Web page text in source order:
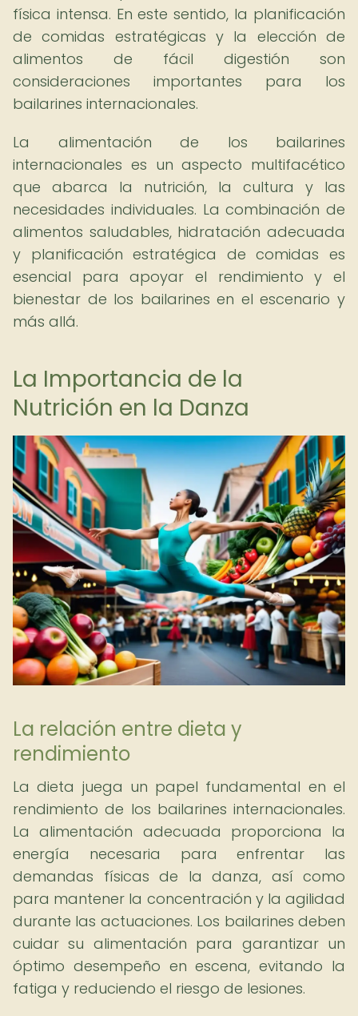
física intensa. En este sentido, la planificación
de comidas estratégicas y la elección de
alimentos de fácil digestión son
consideraciones importantes para los
bailarines internacionales.
La alimentación de los bailarines
internacionales es un aspecto multifacético
que abarca la nutrición, la cultura y las
necesidades individuales. La combinación de
alimentos saludables, hidratación adecuada
y planificación estratégica de comidas es
esencial para apoyar el rendimiento y el
bienestar de los bailarines en el escenario y
más allá.
La Importancia de la
Nutrición en la Danza
La relación entre dieta y
rendimiento
La dieta juega un papel fundamental en el
rendimiento de los bailarines internacionales.
La alimentación adecuada proporciona la
energía necesaria para enfrentar las
demandas físicas de la danza, así como
para mantener la concentración y la agilidad
durante las actuaciones. Los bailarines deben
cuidar su alimentación para garantizar un
óptimo desempeño en escena, evitando la
fatiga y reduciendo el riesgo de lesiones.